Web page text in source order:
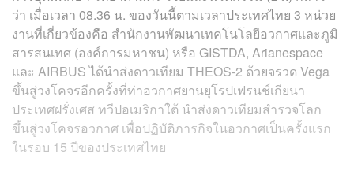
ว่า เมื่อเวลา 08.36 น. ของวันนี้ตามเวลาประเทศไทย 3 หน่วย
งานที่เกี่ยวข้องคือ สำนักงานพัฒนาเทคโนโลยีอวกาศและภูมิ
สารสนเทศ (องค์การมหาชน) หรือ GISTDA, Arianespace
และ AIRBUS ได้นำส่งดาวเทียม THEOS-2 ด้วยจรวด Vega
ขึ้นสู่วงโคจรอีกครั้งที่ท่าอวกาศยานยุโรปเฟรนช์เกียนา
ประเทศฝรั่งเศส ทวีปอเมริกาใต้ นำส่งดาวเทียมสำรวจโลก
ขึ้นสู่วงโคจรอวกาศ เพื่อปฏิบัติภารกิจในอวกาศเป็นครั้งแรก
ในรอบ 15 ปีของประเทศไทย